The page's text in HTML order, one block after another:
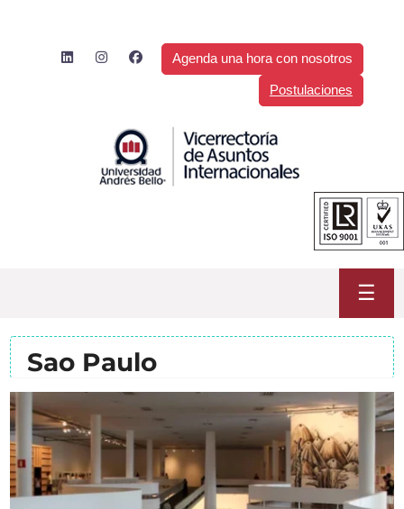
Agenda una hora con nosotros
Postulaciones
☰
Sao Paulo